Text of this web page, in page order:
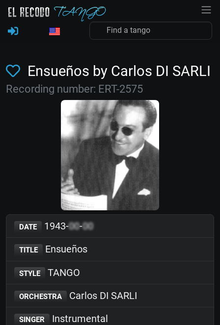
Ensueños by Carlos DI SARLI
Recording number: ERT-2575
DATE 1943-00-00
TITLE Ensueños
STYLE TANGO
ORCHESTRA Carlos DI SARLI
SINGER Instrumental